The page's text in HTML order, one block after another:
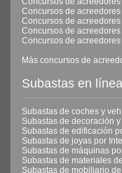
Concursos de acreedores
Concursos de acreedores
Concursos de acreedores
Concursos de acreedores
Más concursos de
Subastas en línea
Subastas de coches y
Subastas de decoración
Subastas de edificación
Subastas de joyas por
Subastas de máquinas
Subastas de materiales
Subastas de mobiliario